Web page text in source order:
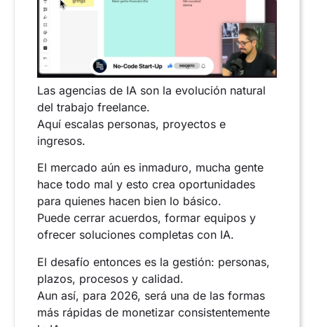
Las agencias de IA son la evolución natural
del trabajo freelance.
Aquí escalas personas, proyectos e
ingresos.
El mercado aún es inmaduro, mucha gente
hace todo mal y esto crea oportunidades
para quienes hacen bien lo básico.
Puede cerrar acuerdos, formar equipos y
ofrecer soluciones completas con IA.
El desafío entonces es la gestión: personas,
plazos, procesos y calidad.
Aun así, para 2026, será una de las formas
más rápidas de monetizar consistentemente